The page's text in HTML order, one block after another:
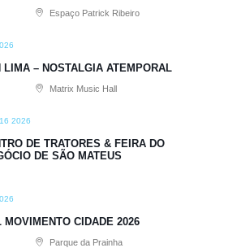
Espaço Patrick Ribeiro
LIMA – NOSTALGIA ATEMPORAL
Matrix Music Hall
2026
DE TRATORES & FEIRA DO
DE SÃO MATEUS
MOVIMENTO CIDADE 2026
Parque da Prainha